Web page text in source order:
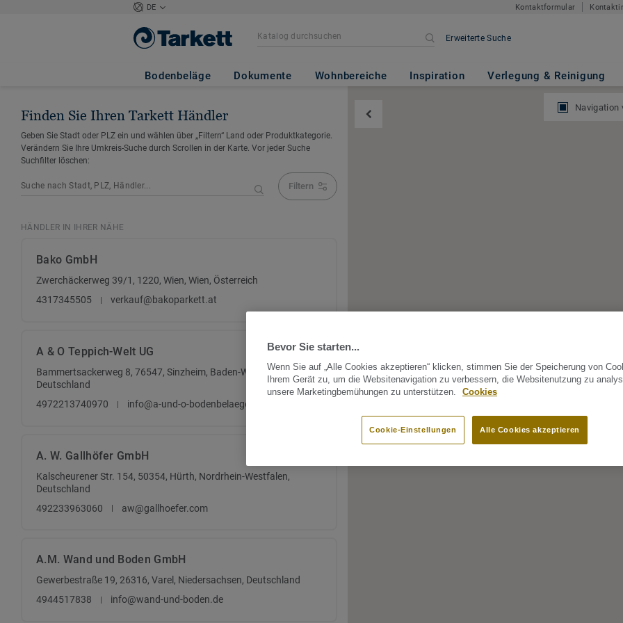
DE Kontaktformular
Erweiterte Suche
Bodenbeläge Dokumente Wohnbereiche Inspiration Verlegung & Reinigung
Finden Sie Ihren Tarkett Händler
Geben Sie Stadt oder PLZ ein und wählen über „Filtern“ Land oder Produktkategorie.
Verändern Sie Ihre Umkreis-Suche durch Scrollen in der Karte. Vor jeder Suche
Suchfilter löschen:
Filtern
HÄNDLER IN IHRER NÄHE
Bako GmbH
Zwerchäckerweg 39/1, 1220, Wien, Wien, Österreich
4317345505
verkauf@bakoparkett.at
A & O Teppich-Welt UG
Bammertsackerweg 8, 76547, Sinzheim, Baden-Württemberg,
Deutschland
4972213740970
info@a-und-o-bodenbelaege.de
A. W. Gallhöfer GmbH
Kalscheurener Str. 154, 50354, Hürth, Nordrhein-Westfalen,
Deutschland
492233963060
aw@gallhoefer.com
A.M. Wand und Boden GmbH
Gewerbestraße 19, 26316, Varel, Niedersachsen, Deutschland
4944517838
info@wand-und-boden.de
Navigation
Bevor Sie starten...
Wenn Sie auf „Alle Cookies akzeptieren“ klicken, stimmen Sie der Speicherung von
Ihrem Gerät zu, um die Websitenavigation zu verbessern, die Websitenutzung zu
unsere Marketingbemühungen zu unterstützen.
Cookies
Alle Cookies akzeptieren
Cookie-Einstellungen